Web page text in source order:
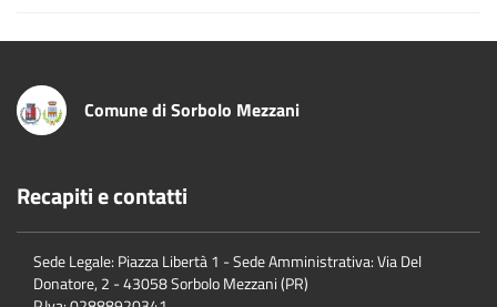
Comune di Sorbolo Mezzani
Recapiti e contatti
Sede Legale: Piazza Libertà 1 - Sede Amministrativa: Via Del
Donatore, 2 - 43058 Sorbolo Mezzani (PR)